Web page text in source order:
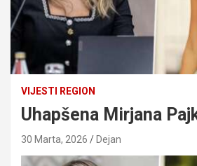
VIJESTI REGION
Uhapšena Mirjana
30 Marta, 2026 Dejan